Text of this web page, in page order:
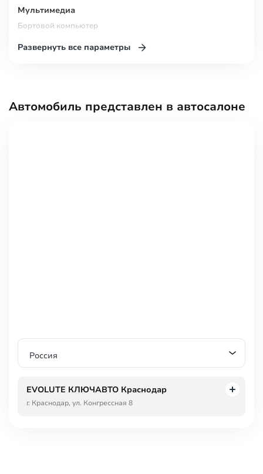
Мультимедиа
Бортовой компьютер
Беспроводная зарядка для смартфона
Антипробуксовочная система (ASR / TCS / TRC)
Система курсовой стабилизации (ESP / ESC / DSC / VSA)
Блокировка замков задних дверей
Подушка безопасности водителя
Развернуть все параметры
Автомобиль представлен в автосалоне
Россия
EVOLUTE КЛЮЧАВТО Краснодар
г. Краснодар, ул. Конгрессная 8